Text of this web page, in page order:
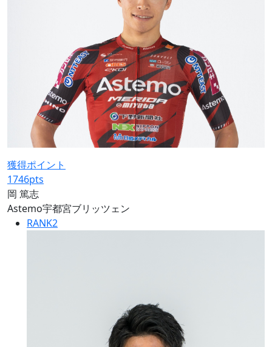
獲得ポイント
1746pts
岡 篤志
Astemo宇都宮ブリッツェン
RANK2